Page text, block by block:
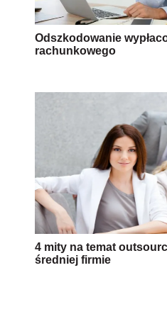
Odszkodowanie
rachunkowego
4 mity na temat
średniej firmie